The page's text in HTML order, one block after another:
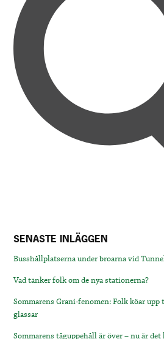
SENASTE INLÄGGEN
Busshållplatserna under broarna vid
Vad tänker folk om de nya stationerna?
Sommarens Grani-fenomen: Folk köar
glassar
Sommarens tåguppehåll är över – nu är